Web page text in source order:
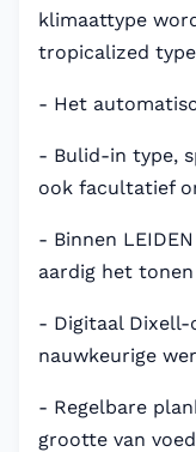
klimaattype
tropicalized
- Het
- Bulid-in type,
ook facultatief
- Binnen
aardig het
- Digitaal
nauwkeurige
- Regelbare
grootte van